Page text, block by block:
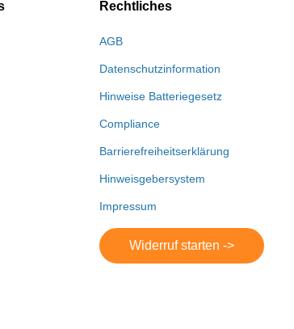
Rechtliches
AGB
Datenschutzinformation
Hinweise Batteriegesetz
Compliance
Barrierefreiheitserklärung
Hinweisgebersystem
Impressum
Widerruf starten ->